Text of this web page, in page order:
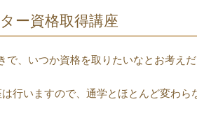
ー資格取得講座
、いつか資格を取りたいなとお考え
行いますので、通学とほとんど変わら